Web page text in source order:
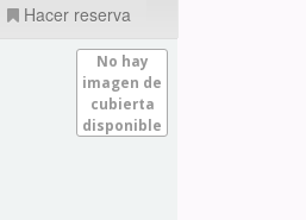
Hacer reserva
No hay
imagen de
cubierta
disponible